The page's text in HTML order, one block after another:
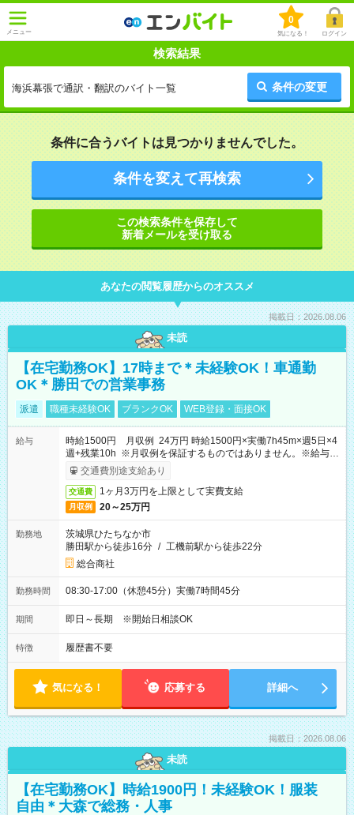
メニュー
0
気になる！ ログイン
検索結果
海浜幕張で通訳・翻訳のバイト一覧 条件の変更
条件に合うバイトは見つかりませんでした。
条件を変えて再検索
この検索条件を保存して
新着メールを受け取る
あなたの閲覧履歴からのオススメ
掲載日：2026.08.06
未読
【在宅勤務OK】17時まで＊未経験OK！車通勤
OK＊勝田での営業事務
派遣 職種未経験OK ブランクOK WEB登録・面接OK
給与
時給1500円 月収例 24万円 時給1500円×実働7h45m×週5日×4
週+残業10h ※月収例を保証するものではありません。※給与即
受取りサービス利用可（利用条件有）
交通費別途支給あり
交通費 1ヶ月3万円を上限として実費支給
月収例 20～25万円
勤務地
茨城県ひたちなか市
勝田駅から徒歩16分 / 工機前駅から徒歩22分
総合商社
勤務時間 08:30-17:00（休憩45分）実働7時間45分
期間 即日～長期 ※開始日相談OK
特徴 履歴書不要
気になる！ 応募する 詳細へ
掲載日：2026.08.06
未読
【在宅勤務OK】時給1900円！未経験OK！服装
自由＊大森で総務・人事